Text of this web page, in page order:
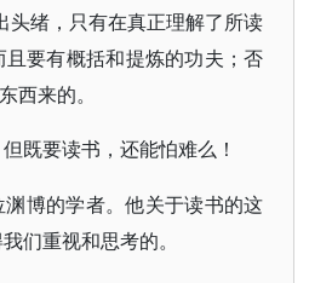
头绪，只有在真正理解了所读
要有概括和提炼的功夫；否
西来的。
既要读书，还能怕难么！
渊博的学者。他关于读书的这
们重视和思考的。